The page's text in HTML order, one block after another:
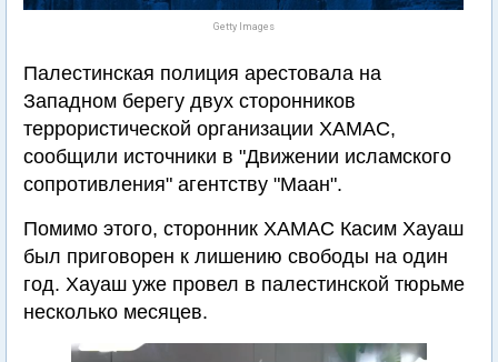
Getty Images
Палестинская полиция арестовала на
Западном берегу двух сторонников
террористической организации ХАМАС,
сообщили источники в "Движении исламского
сопротивления" агентству "Маан".
Помимо этого, сторонник ХАМАС Касим Хауаш
был приговорен к лишению свободы на один
год. Хауаш уже провел в палестинской тюрьме
несколько месяцев.